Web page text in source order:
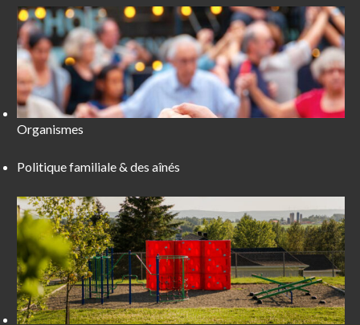
Organismes
Politique familiale & des aînés